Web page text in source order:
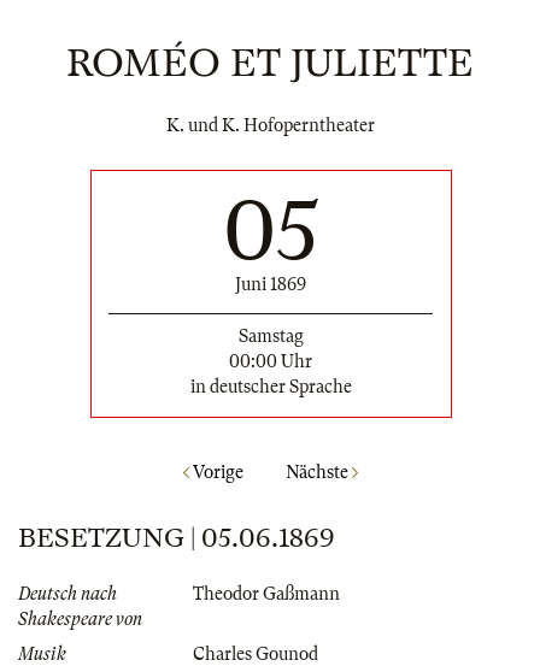
ROMÉO ET JULIETTE
K. und K. Hofoperntheater
05
Juni 1869
Samstag
00:00 Uhr
in deutscher Sprache
Vorige Nächste
BESETZUNG | 05.06.1869
Deutsch nach
Shakespeare von
Theodor Gaßmann
Musik
Charles Gounod